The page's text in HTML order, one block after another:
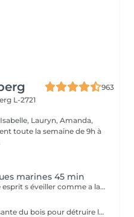
963
L-2721
Lauryn, Amanda,
toute la semaine de 9h à
marines 45 min
Vous sentez votre corps et votre esprit s éveiller comme a la suite d un bain dans l OCEAN. Vous vous tonicité et leur confort. sentez légère et revitalisée. Vos jambes retrouvent leur tonicité et leur confort
La Maderotherapie:l action massante du bois pour détruire la cellulite. *Active la circulation sanguine et lymphatique *Réduit les tensions musculaires. *Raffermie et tonifie la peau.